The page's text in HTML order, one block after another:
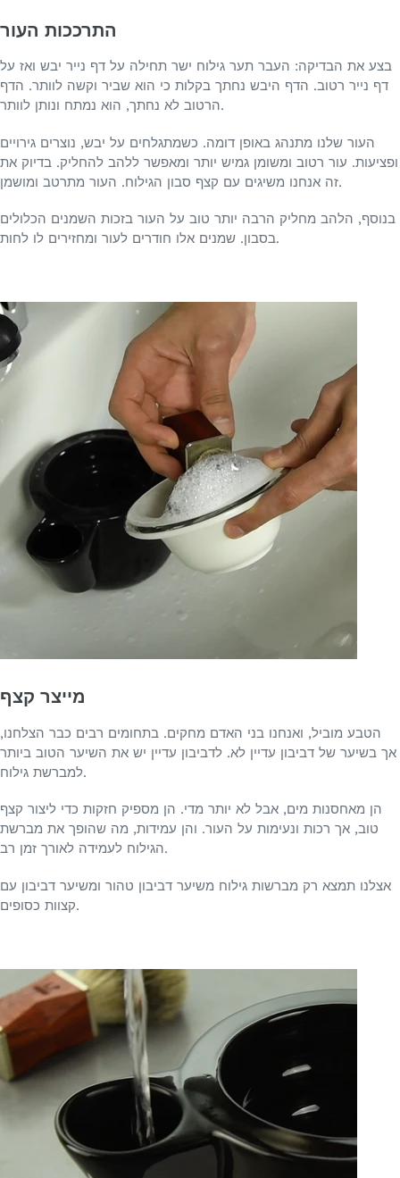
התרככות העור
בצע את הבדיקה: העבר תער גילוח ישר תחילה על דף נייר יבש ואז על
דף נייר רטוב. הדף היבש נחתך בקלות כי הוא שביר וקשה לוותר. הדף
הרטוב לא נחתך, הוא נמתח ונותן לוותר.
העור שלנו מתנהג באופן דומה. כשמתגלחים על יבש, נוצרים גירויים
ופציעות. עור רטוב ומשומן גמיש יותר ומאפשר ללהב להחליק. בדיוק את
זה אנחנו משיגים עם קצף סבון הגילוח. העור מתרטב ומושמן.
בנוסף, הלהב מחליק הרבה יותר טוב על העור בזכות השמנים הכלולים
בסבון. שמנים אלו חודרים לעור ומחזירים לו לחות.
מייצר קצף
הטבע מוביל, ואנחנו בני האדם מחקים. בתחומים רבים כבר הצלחנו,
אך בשיער של דביבון עדיין לא. לדביבון עדיין יש את השיער הטוב ביותר
למברשת גילוח.
הן מאחסנות מים, אבל לא יותר מדי. הן מספיק חזקות כדי ליצור קצף
טוב, אך רכות ונעימות על העור. והן עמידות, מה שהופך את מברשת
הגילוח לעמידה לאורך זמן רב.
אצלנו תמצא רק מברשות גילוח משיער דביבון טהור ומשיער דביבון עם
קצוות כסופים.